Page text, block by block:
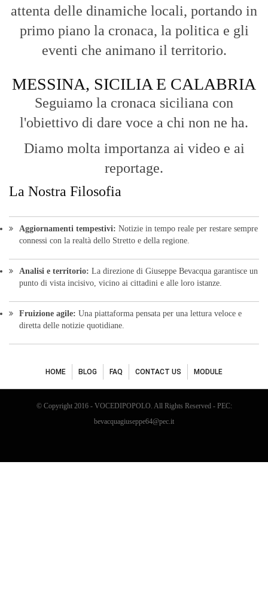
attenta delle dinamiche locali, portando in
primo piano la cronaca, la politica e gli
eventi che animano il territorio.
MESSINA, SICILIA E CALABRIA
Seguiamo la cronaca siciliana con
l'obiettivo di dare voce a chi non ne ha.
Diamo molta importanza ai video e ai
reportage.
La Nostra Filosofia
Aggiornamenti tempestivi: Notizie in tempo reale per restare sempre
connessi con la realtà dello Stretto e della regione.
Analisi e territorio: La direzione di Giuseppe Bevacqua garantisce un
punto di vista incisivo, vicino ai cittadini e alle loro istanze.
Fruizione agile: Una piattaforma pensata per una lettura veloce e
diretta delle notizie quotidiane.
HOME BLOG FAQ CONTACT US MODULE
© Copyright 2016 - VOCEDIPOPOLO. All Rights Reserved - PEC:
bevacquagiuseppe64@pec.it